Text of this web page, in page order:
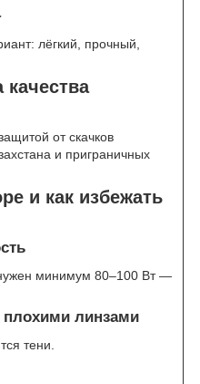
лёгкий, прочный,
от скачков
и приграничных
и как избежать
минимум 80–100 Вт —
линзами
тени.